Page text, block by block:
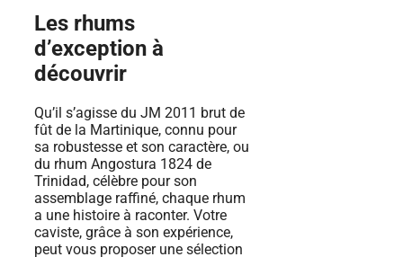
Les rhums
d’exception à
découvrir
Qu’il s’agisse du JM 2011 brut de
fût de la Martinique, connu pour
sa robustesse et son caractère, ou
du rhum Angostura 1824 de
Trinidad, célèbre pour son
assemblage raffiné, chaque rhum
a une histoire à raconter. Votre
caviste, grâce à son expérience,
peut vous proposer une sélection